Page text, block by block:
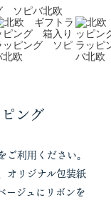
ング
利用ください。
オリジナル包装紙
ージュにリボンを